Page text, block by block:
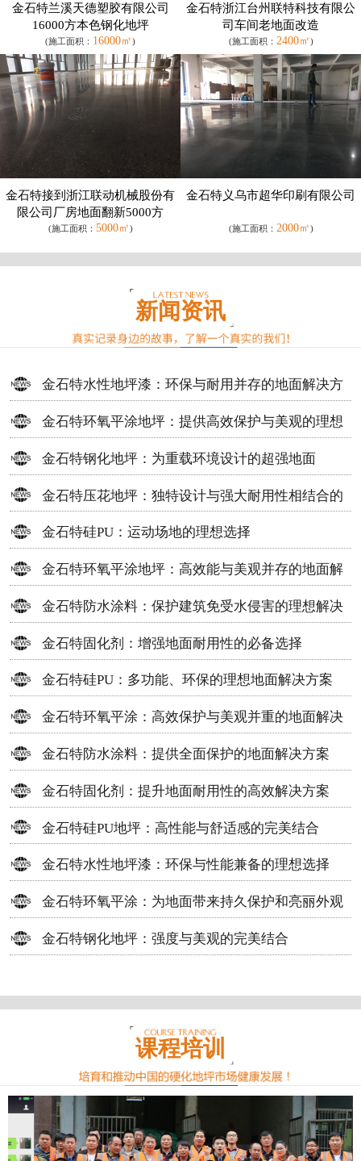
金石特兰溪天德塑胶有限公司
16000方本色钢化地坪
(施工面积： 16000㎡)
金石特浙江台州联特科技有限公
司车间老地面改造
(施工面积： 2400㎡)
金石特接到浙江联动机械股份有
限公司厂房地面翻新5000方
(施工面积： 5000㎡)
金石特义乌市超华印刷有限公司
(施工面积： 2000㎡)
新闻资讯
金石特水性地坪漆：环保与耐用并存的地面解决方
案
金石特环氧平涂地坪：提供高效保护与美观的理想
选择
金石特钢化地坪：为重载环境设计的超强地面
金石特压花地坪：独特设计与强大耐用性相结合的
地面材料
金石特硅PU：运动场地的理想选择
金石特环氧平涂地坪：高效能与美观并存的地面解
决方案
金石特防水涂料：保护建筑免受水侵害的理想解决
方案
金石特固化剂：增强地面耐用性的必备选择
金石特硅PU：多功能、环保的理想地面解决方案
金石特环氧平涂：高效保护与美观并重的地面解决
方案
金石特防水涂料：提供全面保护的地面解决方案
金石特固化剂：提升地面耐用性的高效解决方案
金石特硅PU地坪：高性能与舒适感的完美结合
金石特水性地坪漆：环保与性能兼备的理想选择
金石特环氧平涂：为地面带来持久保护和亮丽外观
金石特钢化地坪：强度与美观的完美结合
课程培训